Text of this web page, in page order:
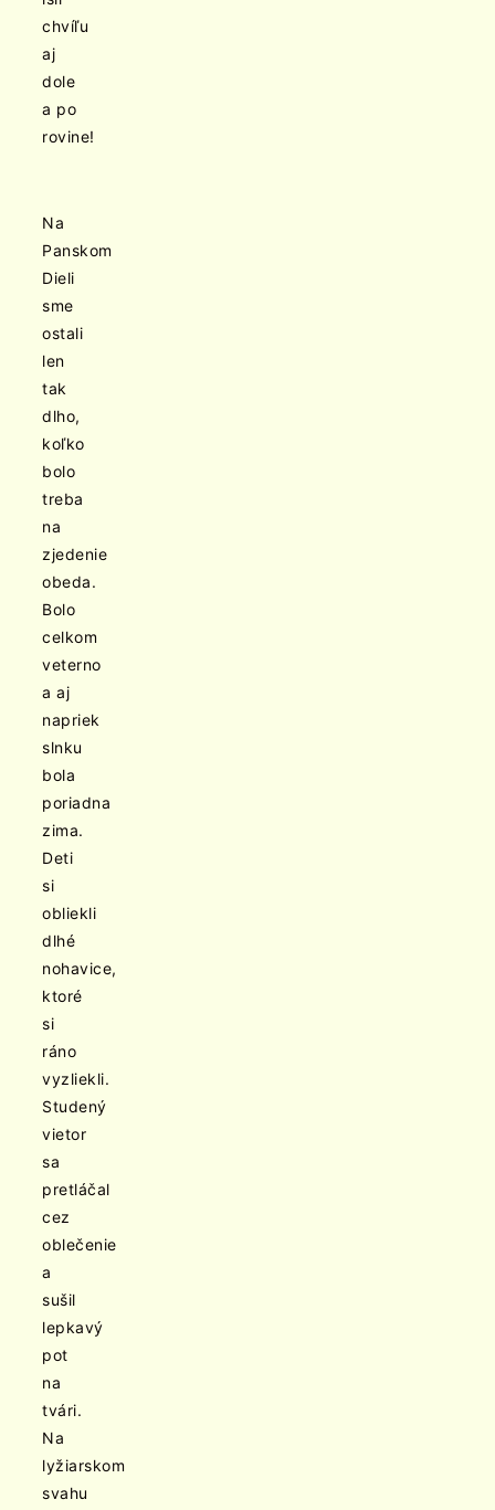
chvíľu
aj
dole
a po
rovine!
Na
Panskom
Dieli
sme
ostali
len
tak
dlho,
koľko
bolo
treba
na
zjedenie
obeda.
Bolo
celkom
veterno
a aj
napriek
slnku
bola
poriadna
zima.
Deti
si
obliekli
dlhé
nohavice,
ktoré
si
ráno
vyzliekli.
Studený
vietor
sa
pretláčal
cez
oblečenie
a
sušil
lepkavý
pot
na
tvári.
Na
lyžiarskom
svahu